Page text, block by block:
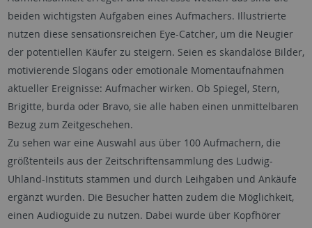
beiden wichtigsten Aufgaben eines Aufmachers. Illustrierte
nutzen diese sensationsreichen Eye-Catcher, um die Neugier
der potentiellen Käufer zu steigern. Seien es skandalöse Bilder,
motivierende Slogans oder emotionale Momentaufnahmen
aktueller Ereignisse: Aufmacher wirken. Ob Spiegel, Stern,
Brigitte, burda oder Bravo, sie alle haben einen unmittelbaren
Bezug zum Zeitgeschehen.
Zu sehen war eine Auswahl aus über 100 Aufmachern, die
größtenteils aus der Zeitschriftensammlung des Ludwig-
Uhland-Instituts stammen und durch Leihgaben und Ankäufe
ergänzt wurden. Die Besucher hatten zudem die Möglichkeit,
einen Audioguide zu nutzen. Dabei wurde über Kopfhörer